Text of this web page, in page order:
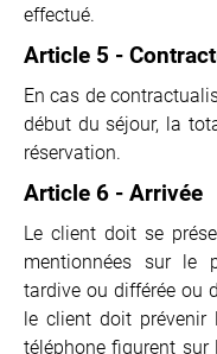
effectué.
Article 5 -
En cas de
début du séjour, la
réservation.
Article 6 - Arrivée
Le client doit se
mentionnées sur le
tardive ou différée ou
le client doit
téléphone figurent sur